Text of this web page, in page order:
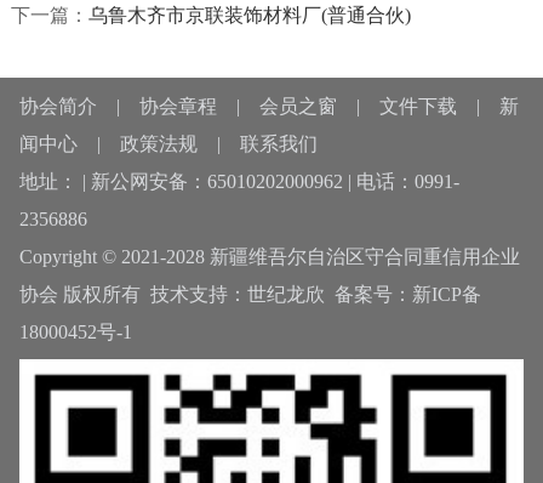
下一篇： 乌鲁木齐市京联装饰材料厂(普通合伙)
协会简介 | 协会章程 | 会员之窗 | 文件下载 | 新
闻中心| 政策法规| 联系我们
地址： | 新公网安备：65010202000962 | 电话：0991-
2356886
Copyright © 2021-2028 新疆维吾尔自治区守合同重信用企业
协会 版权所有 技术支持： 世纪龙欣 备案号： 新ICP备
18000452号-1